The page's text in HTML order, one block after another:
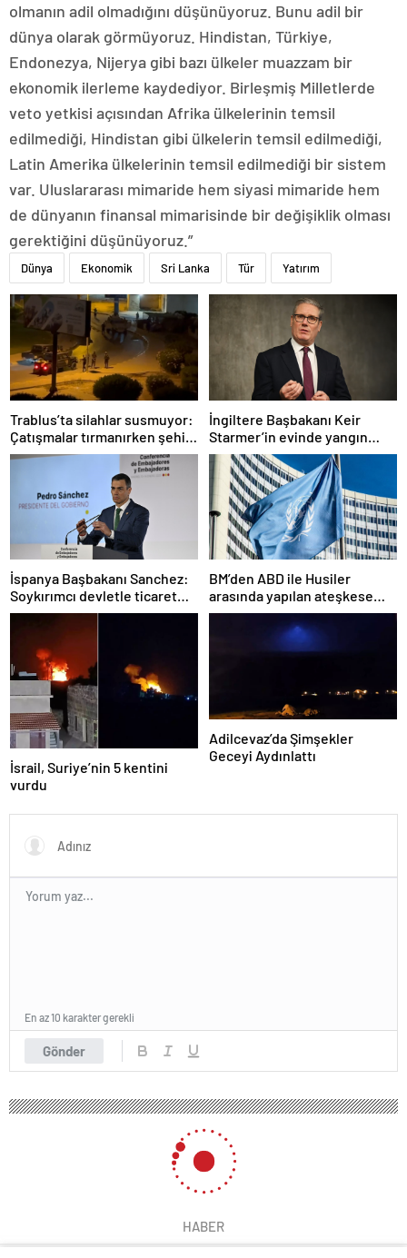
olmanın adil olmadığını düşünüyoruz. Bunu adil bir
dünya olarak görmüyoruz. Hindistan, Türkiye,
Endonezya, Nijerya gibi bazı ülkeler muazzam bir
ekonomik ilerleme kaydediyor. Birleşmiş Milletlerde
veto yetkisi açısından Afrika ülkelerinin temsil
edilmediği, Hindistan gibi ülkelerin temsil edilmediği,
Latin Amerika ülkelerinin temsil edilmediği bir sistem
var. Uluslararası mimaride hem siyasi mimaride hem
de dünyanın finansal mimarisinde bir değişiklik olması
gerektiğini düşünüyoruz.”
Dünya Ekonomik Sri Lanka Tür Yatırım
Trablus’ta silahlar susmuyor:
Çatışmalar tırmanırken şehir
alarmda
İngiltere Başbakanı Keir
Starmer’in evinde yangın
çıktı
İspanya Başbakanı Sanchez:
Soykırımcı devletle ticaret
yapmayız
BM’den ABD ile Husiler
arasında yapılan ateşkese
ilişkin değerlendirme
İsrail, Suriye’nin 5 kentini
vurdu
Adilcevaz’da Şimşekler
Geceyi Aydınlattı
Gönder
En az 10 karakter gerekli
HABER